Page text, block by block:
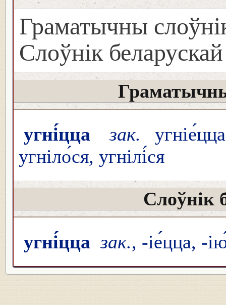
Граматычны
Слоўнік
угні́цца зак.
угніло́ся, угнілі́ся
Слоўнік
угні́цца зак., -іе́цца, -